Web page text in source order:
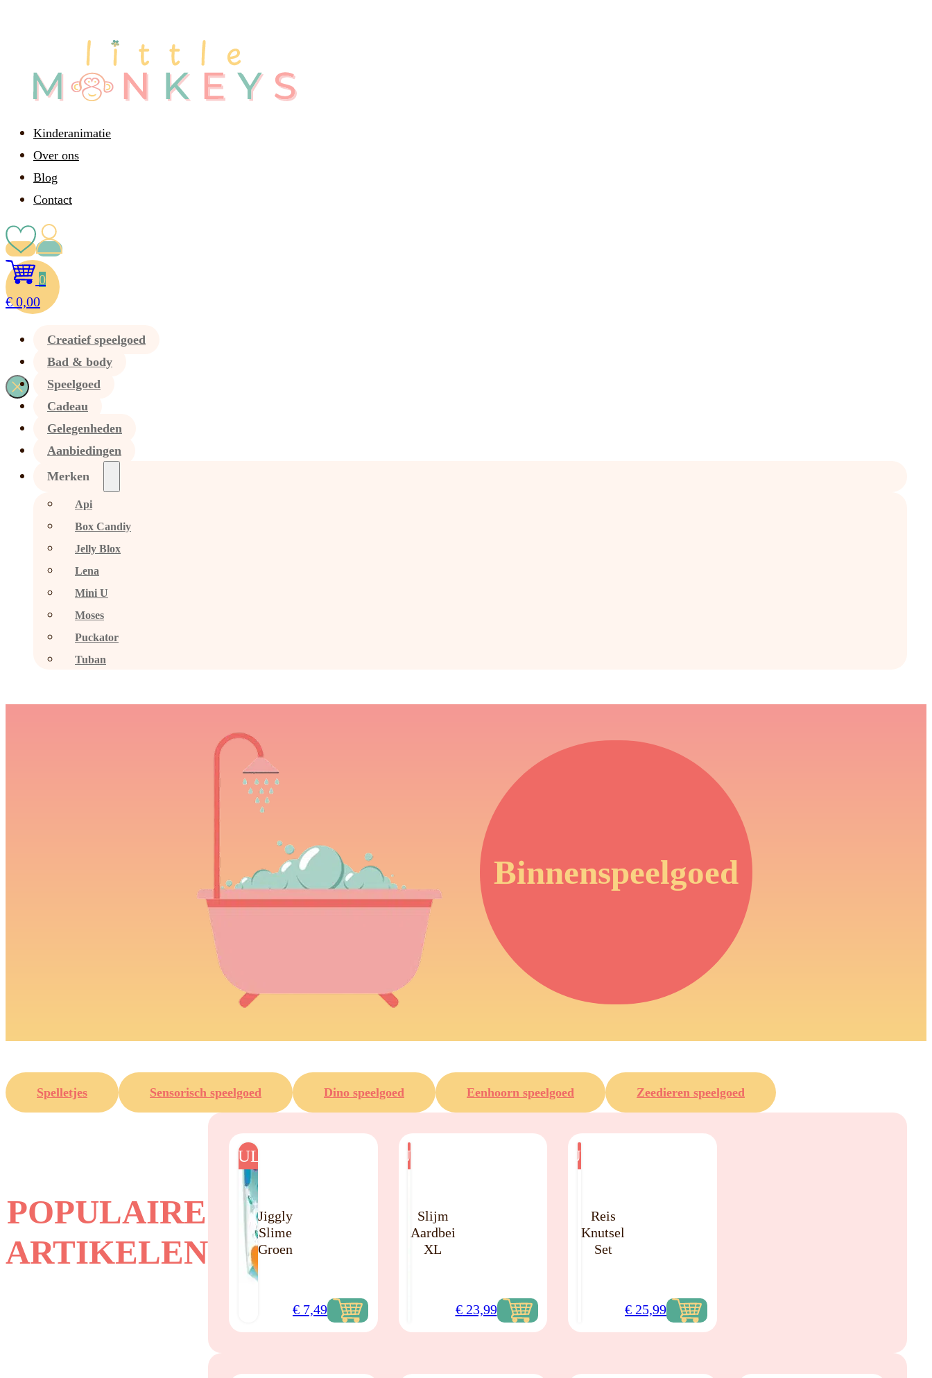
Kinderanimatie
Over ons
Blog
Contact
0
€0,00
Creatief speelgoed
Bad & body
Speelgoed
Cadeau
Gelegenheden
Aanbiedingen
Merken
Api
Box Candiy
Jelly Blox
Lena
Mini U
Moses
Puckator
Tuban
Binnenspeelgoed
Spelletjes Sensorisch speelgoed Dino speelgoed Eenhoorn speelgoed Zeedieren speelgoed
POPULAIRE
ARTIKELEN
POPULAIR
Jiggly
Slime
Groen
€ 7,49
POPULAIR
Slijm
Aardbei
XL
€23,99
POPULAIR
Reis
Knutsel
Set
€ 25,99